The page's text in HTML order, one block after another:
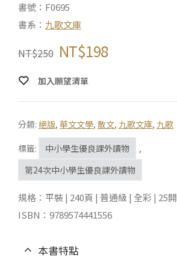
書號：F0695
書系： 九歌文庫
NT$250 NT$198
加入願望清單
分類: 絕版, 華文文學, 散文, 九歌文庫, 九歌
標籤:
中小學生優良課外讀物
,
第24次中小學生優良課外讀物
規格：平裝 | 240頁 | 普通級 | 全彩 | 25開
ISBN：9789574441556
本書特點